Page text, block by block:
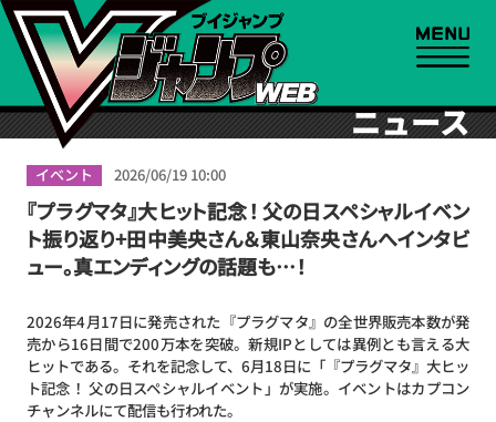
ニュース
イベント 2026/06/19 10:00
『プラグマタ』大ヒット記念！ 父の日スペシャルイベン
ト振り返り+田中美央さん＆東山奈央さんへインタビ
ュー。真エンディングの話題も…！
2026年4月17日に発売された『プラグマタ』の全世界販売本数が発
売から16日間で200万本を突破。新規IPとしては異例とも言える大
ヒットである。それを記念して、6月18日に「『プラグマタ』大ヒッ
ト記念！ 父の日スペシャルイベント」が実施。イベントはカプコン
チャンネルにて配信も行われた。